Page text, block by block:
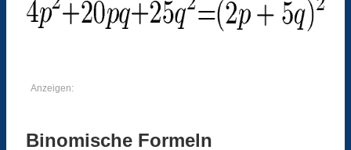
Anzeigen:
Binomische Formeln